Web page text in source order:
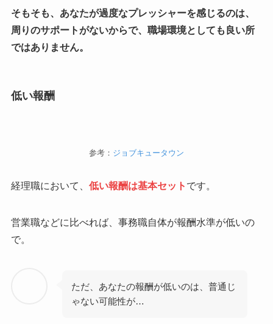
そもそも、あなたが過度なプレッシャーを感じるのは、
周りのサポートがないからで、職場環境としても良い所
ではありません。
低い報酬
参考： ジョブキュータウン
経理職において、 低い報酬は基本セット です。
営業職などに比べれば、事務職自体が報酬水準が低いの
で。
ただ、あなたの報酬が低いのは、普通じ
ゃない可能性が…